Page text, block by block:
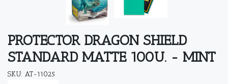
PROTECTOR DRAGON SHIELD
STANDARD MATTE 100U. - MINT
SKU: AT-11025